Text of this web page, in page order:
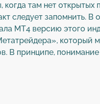
там нет открытых
следует запомнить. В
МТ4 версию этого
который
В принципе,